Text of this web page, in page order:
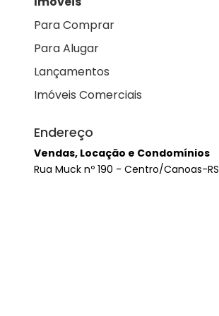
Para Comprar
Para Alugar
Lançamentos
Imóveis Comerciais
Endereço
Vendas, Locação e Condomínios
Rua Muck nº 190 - Centro/Canoas-RS